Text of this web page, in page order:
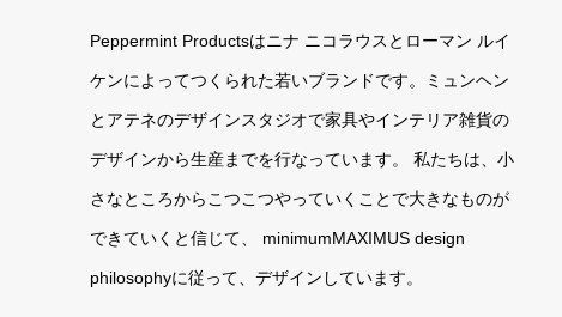
Peppermint Productsはニナ ニコラウスとローマン ルイ
ケンによってつくられた若いブランドです。ミュンヘン
とアテネのデザインスタジオで家具やインテリア雑貨の
デザインから生産までを行なっています。 私たちは、小
さなところからこつこつやっていくことで大きなものが
できていくと信じて、 minimumMAXIMUS design
philosophyに従って、デザインしています。